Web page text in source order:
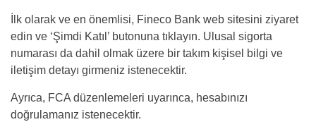
İlk olarak ve en önemlisi, Fineco Bank web sitesini ziyaret
edin ve ‘Şimdi Katıl’ butonuna tıklayın. Ulusal sigorta
numarası da dahil olmak üzere bir takım kişisel bilgi ve
iletişim detayı girmeniz istenecektir.
Ayrıca, FCA düzenlemeleri uyarınca, hesabınızı
doğrulamanız istenecektir.